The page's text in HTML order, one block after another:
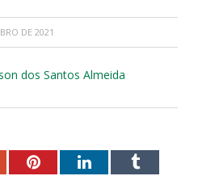
DE 2021
dos Santos Almeida
PinterestLinkedInTumblr